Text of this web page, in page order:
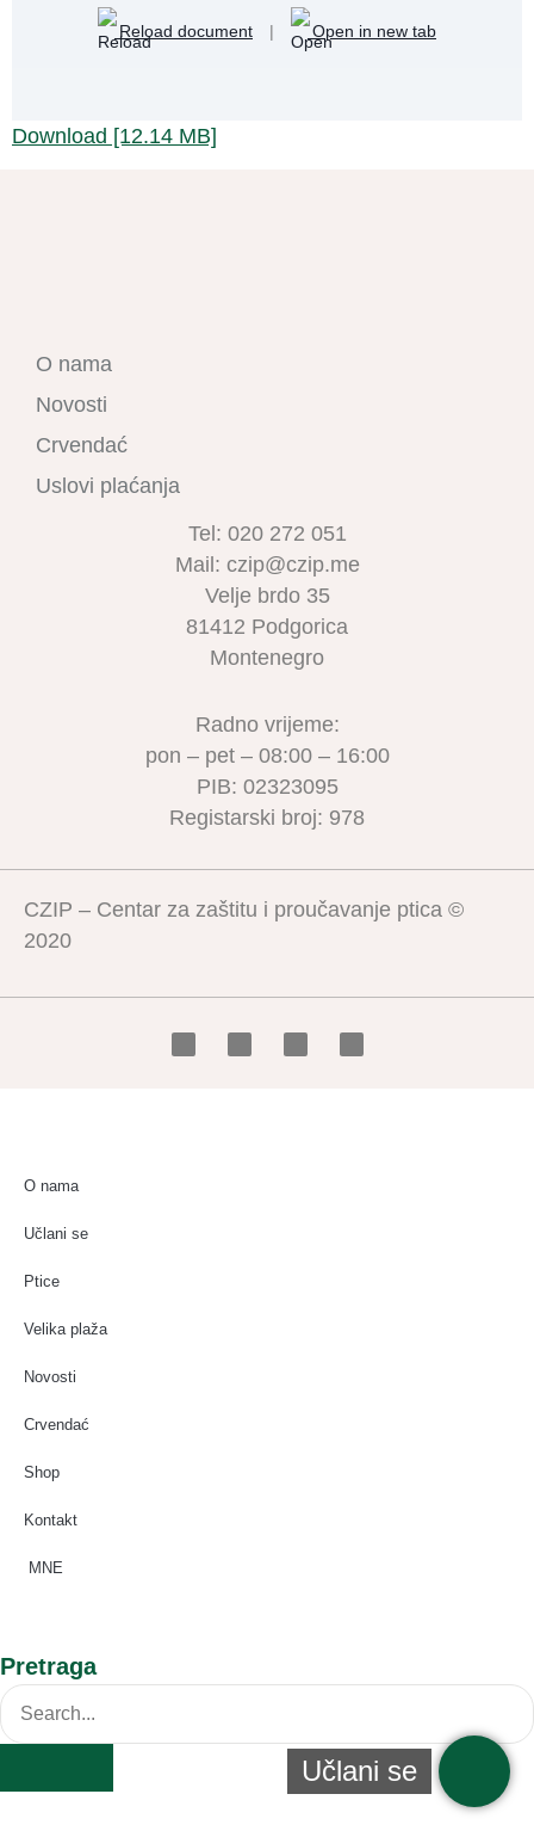
Reload document | Open in new tab
Download [12.14 MB]
O nama
Novosti
Crvendać
Uslovi plaćanja
Tel: 020 272 051
Mail: czip@czip.me
Velje brdo 35
81412 Podgorica
Montenegro
Radno vrijeme:
pon – pet – 08:00 – 16:00
PIB: 02323095
Registarski broj: 978
CZIP – Centar za zaštitu i proučavanje ptica ©
2020
O nama
Učlani se
Ptice
Velika plaža
Novosti
Crvendać
Shop
Kontakt
MNE
Pretraga